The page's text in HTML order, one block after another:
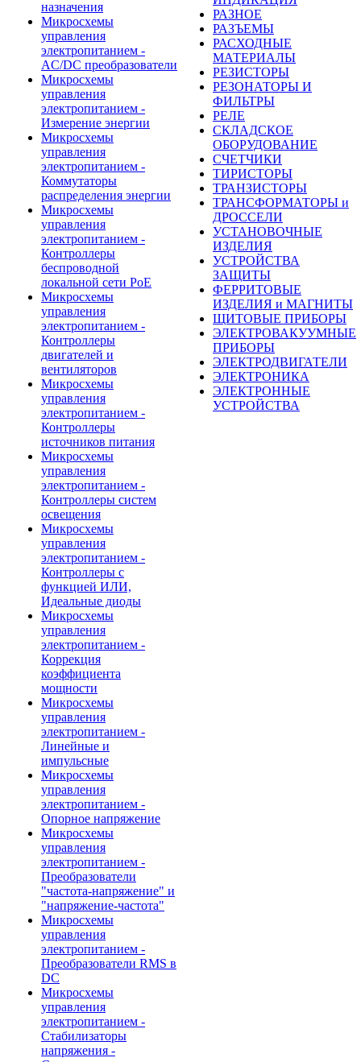
назначения
Микросхемы
управления
электропитанием -
AC/DC преобразователи
Микросхемы
управления
электропитанием -
Измерение энергии
Микросхемы
управления
электропитанием -
Коммутаторы
распределения энергии
Микросхемы
управления
электропитанием -
Контроллеры
беспроводной
локальной сети PoE
Микросхемы
управления
электропитанием -
Контроллеры
двигателей и
вентиляторов
Микросхемы
управления
электропитанием -
Контроллеры
источников питания
Микросхемы
управления
электропитанием -
Контроллеры систем
освещения
Микросхемы
управления
электропитанием -
Контроллеры с
функцией ИЛИ,
Идеальные диоды
Микросхемы
управления
электропитанием -
Коррекция
коэффициента
мощности
Микросхемы
управления
электропитанием -
Линейные и
импульсные
Микросхемы
управления
электропитанием -
Опорное напряжение
Микросхемы
управления
электропитанием -
Преобразователи
"частота-напряжение" и
"напряжение-частота"
Микросхемы
управления
электропитанием -
Преобразователи RMS в
DC
Микросхемы
управления
электропитанием -
Стабилизаторы
напряжения -
РАЗНОЕ
РАЗЪЕМЫ
РАСХОДНЫЕ
МАТЕРИАЛЫ
РЕЗИСТОРЫ
РЕЗОНАТОРЫ И
ФИЛЬТРЫ
РЕЛЕ
СКЛАДСКОЕ
ОБОРУДОВАНИЕ
СЧЕТЧИКИ
ТИРИСТОРЫ
ТРАНЗИСТОРЫ
ТРАНСФОРМАТОРЫ и
ДРОССЕЛИ
УСТАНОВОЧНЫЕ
ИЗДЕЛИЯ
УСТРОЙСТВА
ЗАЩИТЫ
ФЕРРИТОВЫЕ
ИЗДЕЛИЯ и МАГНИТЫ
ЩИТОВЫЕ ПРИБОРЫ
ЭЛЕКТРОВАКУУМНЫЕ
ПРИБОРЫ
ЭЛЕКТРОДВИГАТЕЛИ
ЭЛЕКТРОНИКА
ЭЛЕКТРОННЫЕ
УСТРОЙСТВА